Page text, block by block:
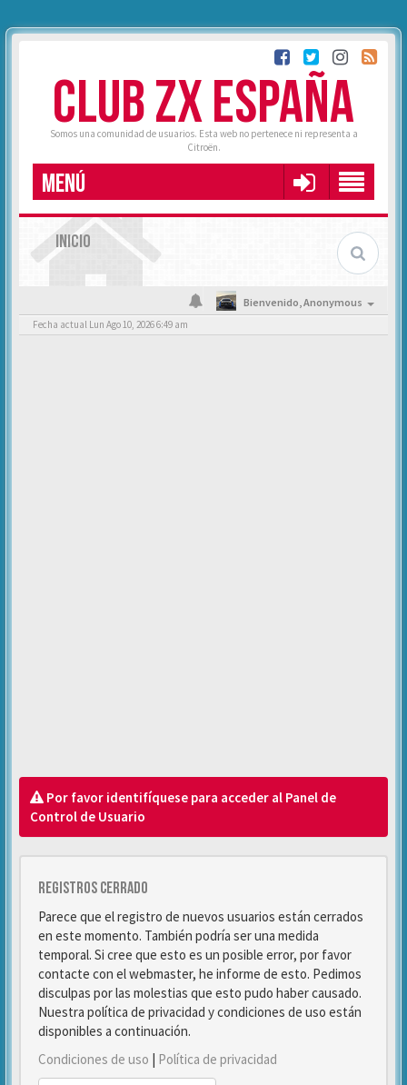
CLUB ZX ESPAÑA
Somos una comunidad de usuarios. Esta web no pertenece ni representa a
Citroën.
MENÚ
INICIO
Bienvenido,Anonymous
Fecha actual Lun Ago 10, 2026 6:49 am
Por favor identifíquese para acceder al Panel de
Control de Usuario
Registros cerrado
Parece que el registro de nuevos usuarios están cerrados
en este momento. También podría ser una medida
temporal. Si cree que esto es un posible error, por favor
contacte con el webmaster, he informe de esto. Pedimos
disculpas por las molestias que esto pudo haber causado.
Nuestra política de privacidad y condiciones de uso están
disponibles a continuación.
Condiciones de uso | Política de privacidad